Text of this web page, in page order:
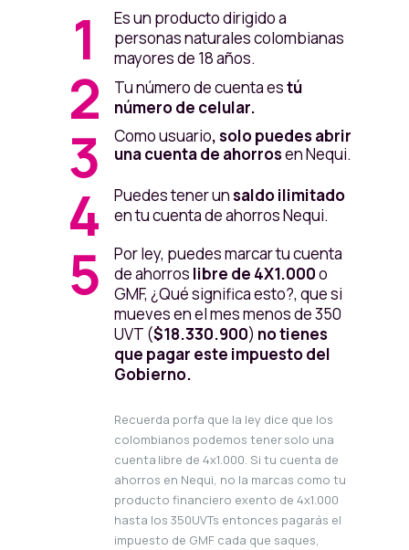
9. Escribe tu correo. ¡Lo necesitamos
para comunicarnos contigo! Así que
elige el que más utilices.
10. Ahora vamos a darle seguridad a
tu Nequi.¡Crea tu clave y no la
compartas con nadie!
11. Luego sigue tu foto. ¡Tómatela!
Con ella aseguramos que solo tú, y
nadie más que tú, use tu Nequi.
Recuerda mirar al frente, no ponerte
gafas o sombreros y contar con una
buena iluminación.
12. También puedesregistrar tu voz
para más seguridad.
1
Es un producto dirigido a
personas naturales colombianas
mayores de 18 años.
2 Tu número de cuenta estú
número de celular.
3 Como usuario, solo puedes abrir
una cuenta de ahorrosen Nequi.
4 Puedes tener unsaldo ilimitado
en tu cuenta de ahorros Nequi.
5
Por ley, puedes marcar tu cuenta
de ahorros libre de 4X1.000o
GMF, ¿Qué significa esto?, que si
mueves en el mes menos de 350
UVT ($18.330.900) no tienes
que pagar este impuesto del
Gobierno.
Recuerda porfa que la ley dice que los
colombianos podemos tener solo una
cuenta libre de 4x1.000. Si tu cuenta de
ahorros en Nequi, no la marcas como tu
producto financiero exento de 4x1.000
hasta los 350UVTs entonces pagarás el
impuesto de GMF cada que saques,